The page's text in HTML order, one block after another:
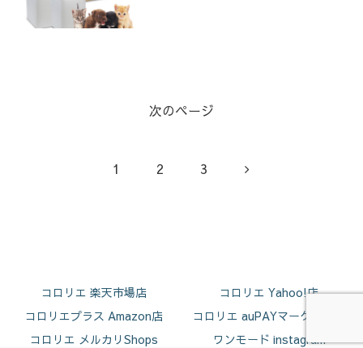
次のページ
1 2 3
次
コロリエ 楽天市場店
コロリエ Yahoo!店
コロリエプラス Amazon店
コロリエ auPAYマーケット店
コロリエ メルカリShops
ワンモード instagram